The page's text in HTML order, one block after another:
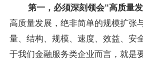
第一，必须深刻领会“高质量
高质量发展，绝非简单的规模扩张
量、结构、规模、速度、效益、安
于我们金融服务类企业而言，就是